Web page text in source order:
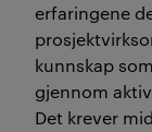
erfaringene
kunnskap
gjennom
Det krever